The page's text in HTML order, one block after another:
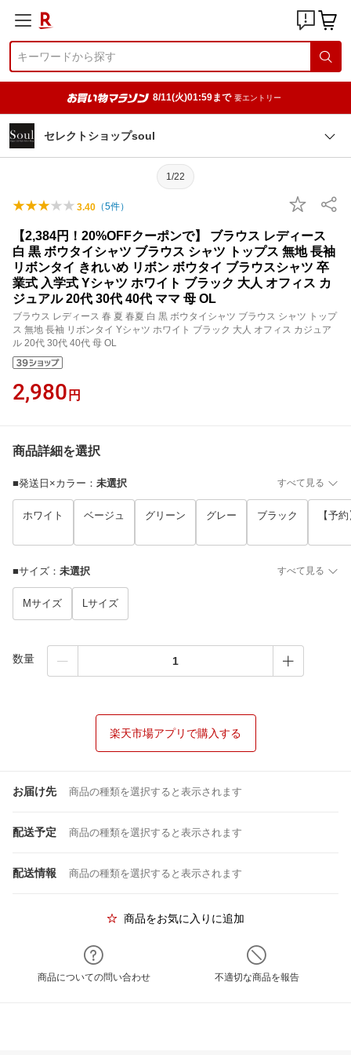
8/11(火)01:59まで 要エントリー
セレクトショップsoul
1/22
3.40 （5件）
【2,384円！20%OFFクーポンで】 ブラウス レディース
白 黒 ボウタイシャツ ブラウス シャツ トップス 無地 長袖
リボンタイ きれいめ リボン ボウタイ ブラウスシャツ 卒
業式 入学式 Yシャツ ホワイト ブラック 大人 オフィス カ
ジュアル 20代 30代 40代 ママ 母 OL
ブラウス レディース 春 夏 春夏 白 黒 ボウタイシャツ ブラウス シャツ トップ
ス 無地 長袖 リボンタイ Yシャツ ホワイト ブラック 大人 オフィス カジュア
ル 20代 30代 40代 母 OL
2,980 円
商品詳細を選択
■発送日×カラー ： 未選択 すべて見る
ホワイト ベージュ グリーン グレー ブラック 【予
■サイズ ： 未選択 すべて見る
Mサイズ Lサイズ
数量
楽天市場アプリで購入する
お届け先 商品の種類を選択すると表示されます
配送予定 商品の種類を選択すると表示されます
配送情報 商品の種類を選択すると表示されます
商品をお気に入りに追加
商品についての問い合わせ 不適切な商品を報告